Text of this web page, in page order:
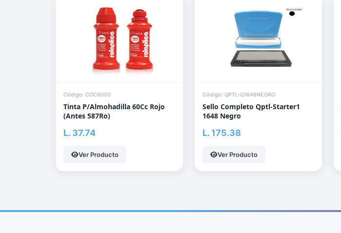
Código: COC6000
Tinta P/Almohadilla 60Cc Rojo
(Antes 587Ro)
L. 37.74
Ver Producto
Código: QPTL-Q1648NEGRO
Sello Completo Qptl-Starter1
1648 Negro
L. 175.38
Ver Producto